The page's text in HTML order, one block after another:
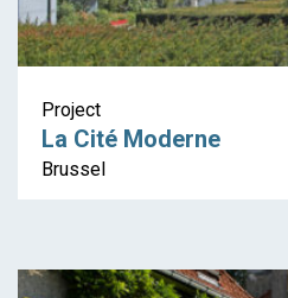
Project
La Cité Moderne
Brussel